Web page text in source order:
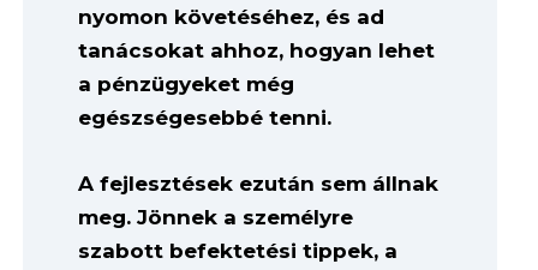
nyomon követéséhez, és ad
tanácsokat ahhoz, hogyan lehet
a pénzügyeket még
egészségesebbé tenni.
A fejlesztések ezután sem állnak
meg. Jönnek a személyre
szabott befektetési tippek, a